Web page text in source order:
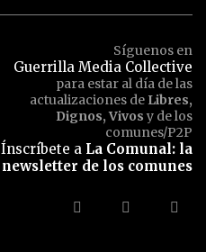
Síguenos en
Guerrilla Media Collective
para estar al día de las
actualizaciones de Libres,
Dignos, Vivos y de los
comunes/P2P
Ínscríbete a La Comunal: la
newsletter de los comunes